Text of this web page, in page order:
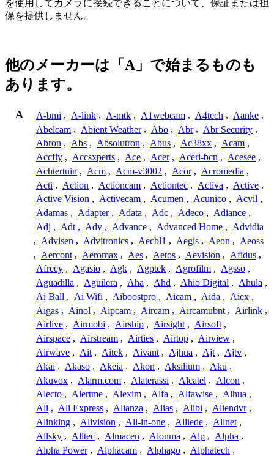
を使用してカメラに接続できることについて、保証または担
保を提供しません。
他のメーカーは「A」で始まるものも
あります。
A A-bmi , A-link , A-mtk , A1webcam , A4tech , Aanke ,
Abelcam , Abient Weather , Abo , Abr , Abr Security ,
Abron , Abs , Absolutron , Abus , Ac38xx , Acam ,
Accfly , Accsxperts , Ace , Acer , Aceri-bcn , Acesee ,
Achtertuin , Acm , Acm-v3002 , Acor , Acromedia ,
Acti , Action , Actioncam , Actiontec , Activa , Active ,
Active Vision , Activecam , Acumen , Acunico , Acvil ,
Adamas , Adapter , Adata , Adc , Adeco , Adiance ,
Adj , Adt , Adv , Advance , Advanced Home , Advidia
, Advisen , Advitronics , Aecbl1 , Aegis , Aeon , Aeoss
, Aercont , Aeromax , Aes , Aetos , Aevision , Afidus ,
Afreey , Agasio , Agk , Agptek , Agrofilm , Agsso ,
Aguadilla , Aguilera , Aha , Ahd , Ahio Digital , Ahula ,
Ai Ball , Ai Wifi , Aiboostpro , Aicam , Aida , Aiex ,
Aigas , Ainol , Aipcam , Aircam , Aircamubnt , Airlink ,
Airlive , Airmobi , Airship , Airsight , Airsoft ,
Airspace , Airstream , Airties , Airtop , Airview ,
Airwave , Ait , Aitek , Aivant , Ajhua , Ajt , Ajtv ,
Akai , Akaso , Akeia , Akon , Aksilium , Aku ,
Akuvox , Alarm.com , Alaterassi , Alcatel , Alcon ,
Alecto , Alertme , Alexim , Alfa , Alfawise , Alhua ,
Ali , Ali Express , Alianza , Alias , Alibi , Aliendvr ,
Alinking , Alivision , All-in-one , Alliede , Allnet ,
Allsky , Alltec , Almacen , Alonma , Alp , Alpha ,
Alpha Power , Alphacam , Alphago , Alphatech ,